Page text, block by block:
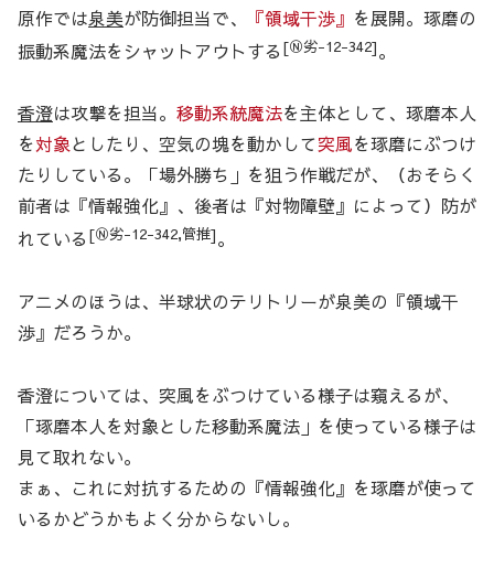
原作では泉美が防御担当で、 『領域干渉』 を展開。琢磨の
振動系魔法をシャットアウトする [Ⓝ劣-12-342]。
香澄は攻撃を担当。 移動系統魔法を主体として、琢磨本人
を対象としたり、空気の塊を動かして突風を琢磨にぶつけ
たりしている。「場外勝ち」を狙う作戦だが、（おそらく
前者は『情報強化』、後者は『対物障壁』によって）防が
れている [Ⓝ劣-12-342,管推]。
アニメのほうは、半球状のテリトリーが泉美の『領域干
渉』だろうか。
香澄については、突風をぶつけている様子は窺えるが、
「琢磨本人を対象とした移動系魔法」を使っている様子は
見て取れない。
まぁ、これに対抗するための『情報強化』を琢磨が使って
いるかどうかもよく分からないし。